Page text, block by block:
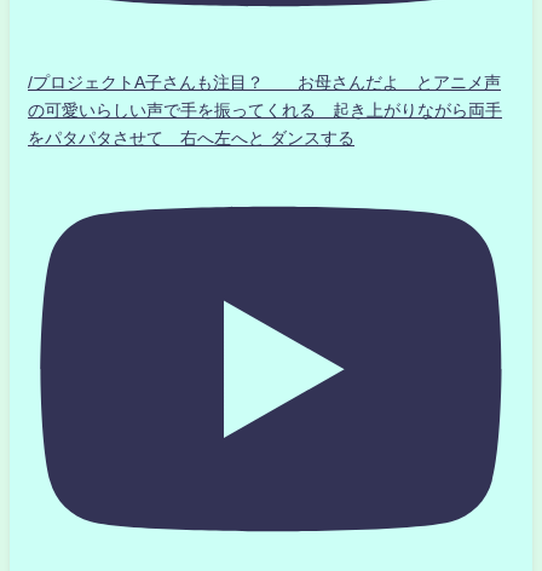
/プロジェクトA子さんも注目？ お母さんだよ とアニメ声
の可愛いらしい声で手を振ってくれる 起き上がりながら両手
をパタパタさせて 右へ左へと ダンスする